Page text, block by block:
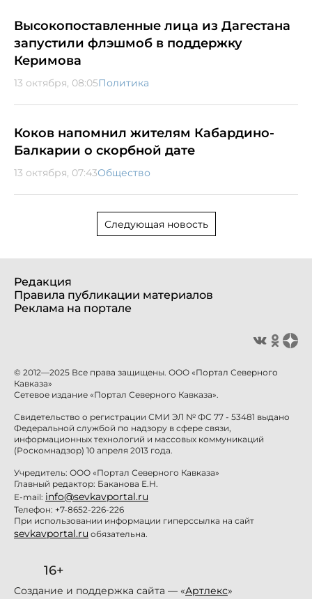
Высокопоставленные лица из Дагестана
запустили флэшмоб в поддержку
Керимова
13 октября, 08:05Политика
Коков напомнил жителям Кабардино-
Балкарии о скорбной дате
13 октября, 07:43Общество
Следующая новость
Редакция
Правила публикации материалов
Реклама на портале
© 2012—2025 Все права защищены. ООО «Портал Северного
Кавказа»
Сетевое издание «Портал Северного Кавказа».
Свидетельство о регистрации СМИ ЭЛ № ФС 77 - 53481 выдано
Федеральной службой по надзору в сфере связи,
информационных технологий и массовых коммуникаций
(Роскомнадзор) 10 апреля 2013 года.
Учредитель: ООО «Портал Северного Кавказа»
Главный редактор: Баканова Е.Н.
E-mail: info@sevkavportal.ru
Телефон: +7-8652-226-226
При использовании информации гиперссылка на сайт
sevkavportal.ru обязательна.
16+
Создание и поддержка сайта — «Артлекс»